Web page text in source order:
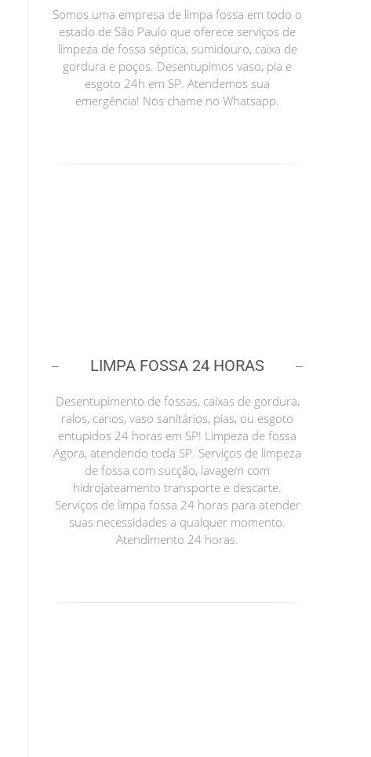
Somos uma empresa de limpa fossa em todo o
estado de São Paulo que oferece serviços de
limpeza de fossa séptica, sumidouro, caixa de
gordura e poços. Desentupimos vaso, pia e
esgoto 24h em SP. Atendemos sua
emergência! Nos chame no Whatsapp.
LIMPA FOSSA 24 HORAS
Desentupimento de fossas, caixas de gordura,
ralos, canos, vaso sanitários, pias, ou esgoto
entupidos 24 horas em SP! Limpeza de fossa
Agora, atendendo toda SP. Serviços de limpeza
de fossa com sucção, lavagem com
hidrojateamento transporte e descarte.
Serviços de limpa fossa 24 horas para atender
suas necessidades a qualquer momento.
Atendimento 24 horas.